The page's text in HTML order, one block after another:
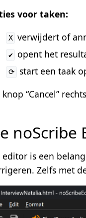
voor taken:
X verwijdert of
✔ opent het
⟳
start een taak
knop “Cancel”
noScribe
editor is een
Zelfs met